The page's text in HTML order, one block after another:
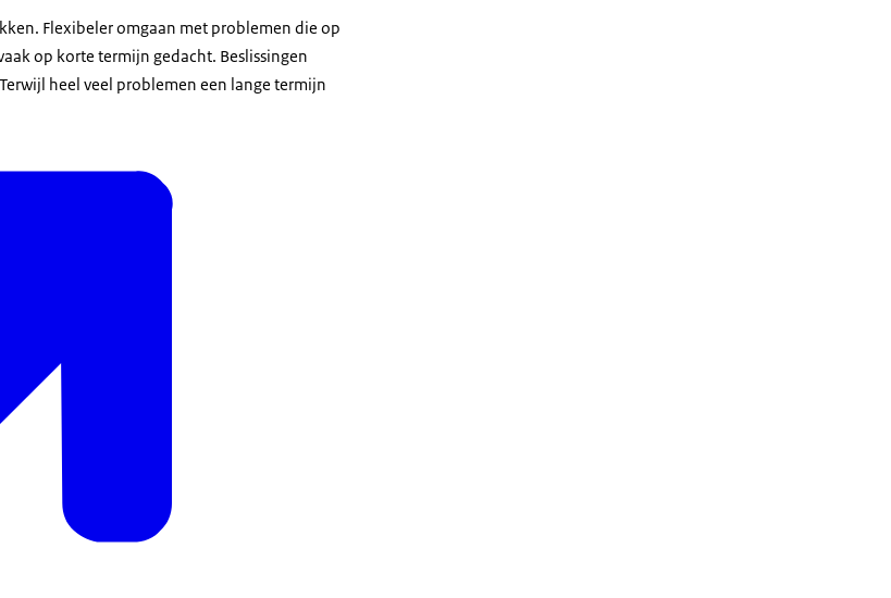
Flexibeler omgaan met problemen die op
op korte termijn gedacht. Beslissingen
heel veel problemen een lange termijn